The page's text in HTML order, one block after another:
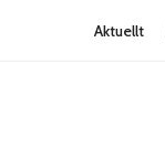
Aktuellt